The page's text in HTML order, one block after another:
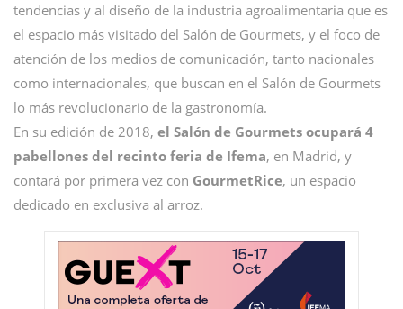
tendencias y al diseño de la industria agroalimentaria que es
el espacio más visitado del Salón de Gourmets, y el foco de
atención de los medios de comunicación, tanto nacionales
como internacionales, que buscan en el Salón de Gourmets
lo más revolucionario de la gastronomía.
En su edición de 2018, el Salón de Gourmets ocupará 4
pabellones del recinto feria de Ifema, en Madrid, y
contará por primera vez con GourmetRice, un espacio
dedicado en exclusiva al arroz.